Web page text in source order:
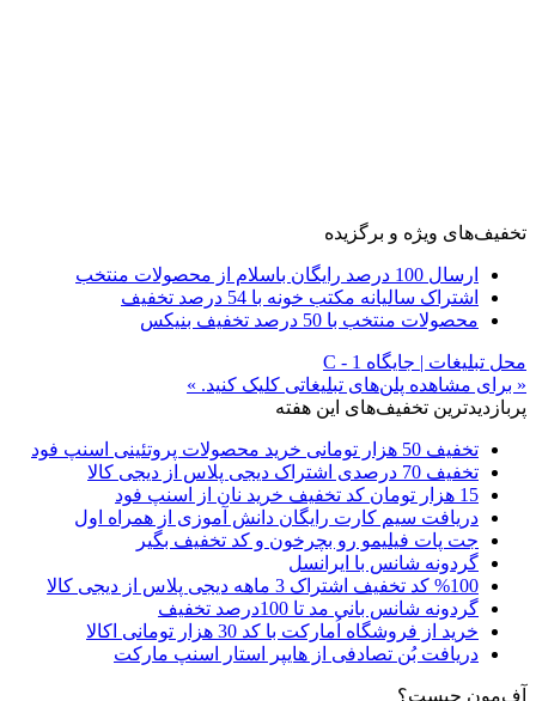
تخفیف‌های ویژه و برگزیده
ارسال 100 درصد رایگان باسلام از محصولات منتخب
اشتراک سالیانه مکتب خونه با 54 درصد تخفیف
محصولات منتخب با 50 درصد تخفیف بنیکس
محل تبلیغات | جایگاه C - 1
« برای مشاهده پلن‌های تبلیغاتی کلیک کنید. »
پربازدیدترین تخفیف‌های این هفته
تخفیف 50 هزار تومانی خرید محصولات پروتئینی اسنپ فود
تخفیف 70 درصدی اشتراک دیجی پلاس از دیجی کالا
15 هزار تومان کد تخفیف خرید نان از اسنپ فود
دریافت سیم کارت رایگان دانش آموزی از همراه اول
جت پات فیلیمو رو بچرخون و کد تخفیف بگیر
گردونه شانس با ایرانسل
%100 کد تخفیف اشتراک 3 ماهه دیجی پلاس از دیجی کالا
گردونه شانس بانی مد تا 100درصد تخفیف
خرید از فروشگاه اُمارکت با کد 30 هزار تومانی اکالا
دریافت بُن تصادفی از هایپر استار اسنپ مارکت
آفِ‌مون چیست؟